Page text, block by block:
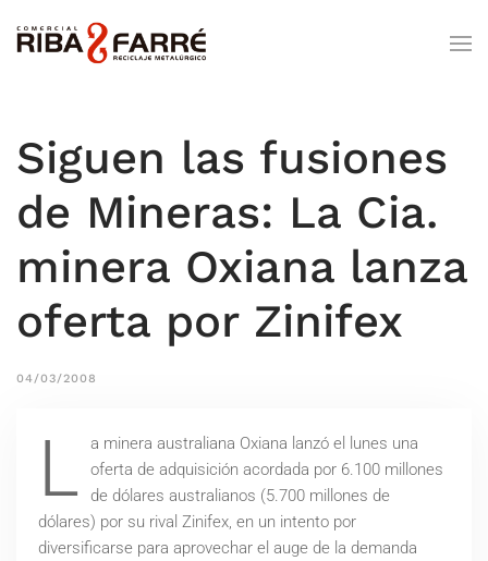
Siguen las fusiones
de Mineras: La Cia.
minera Oxiana lanza
oferta por Zinifex
04/03/2008
L
a minera australiana Oxiana lanzó el lunes una
oferta de adquisición acordada por 6.100 millones
de dólares australianos (5.700 millones de
dólares) por su rival Zinifex, en un intento por
diversificarse para aprovechar el auge de la demanda